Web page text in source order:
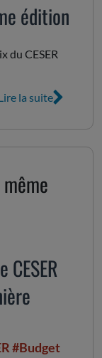
édition
du CESER
la suite
#Budget